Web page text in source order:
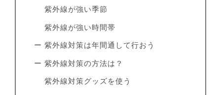
紫外線が強い季節
紫外線が強い時間帯
ー 紫外線対策は年間通して行おう
ー 紫外線対策の方法は？
紫外線対策グッズを使う